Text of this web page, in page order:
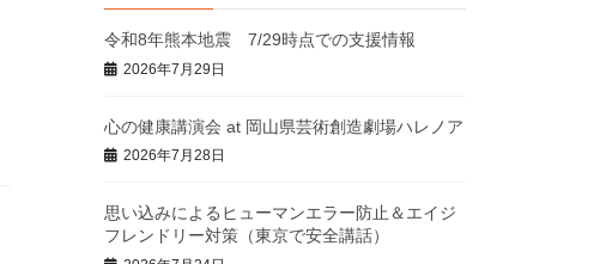
令和8年熊本地震 7/29時点での支援情報
2026年7月29日
心の健康講演会 at 岡山県芸術創造劇場ハレノア
2026年7月28日
思い込みによるヒューマンエラー防止＆エイジ
フレンドリー対策（東京で安全講話）